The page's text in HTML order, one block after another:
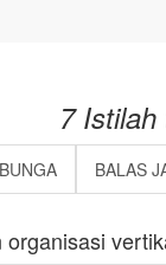
7
BALAS